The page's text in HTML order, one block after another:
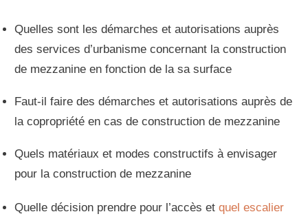
Quelles sont les démarches et autorisations auprès
des services d’urbanisme concernant la construction
de mezzanine en fonction de la sa surface
Faut-il faire des démarches et autorisations auprès de
la copropriété en cas de construction de mezzanine
Quels matériaux et modes constructifs à envisager
pour la construction de mezzanine
Quelle décision prendre pour l’accès et quel escalier